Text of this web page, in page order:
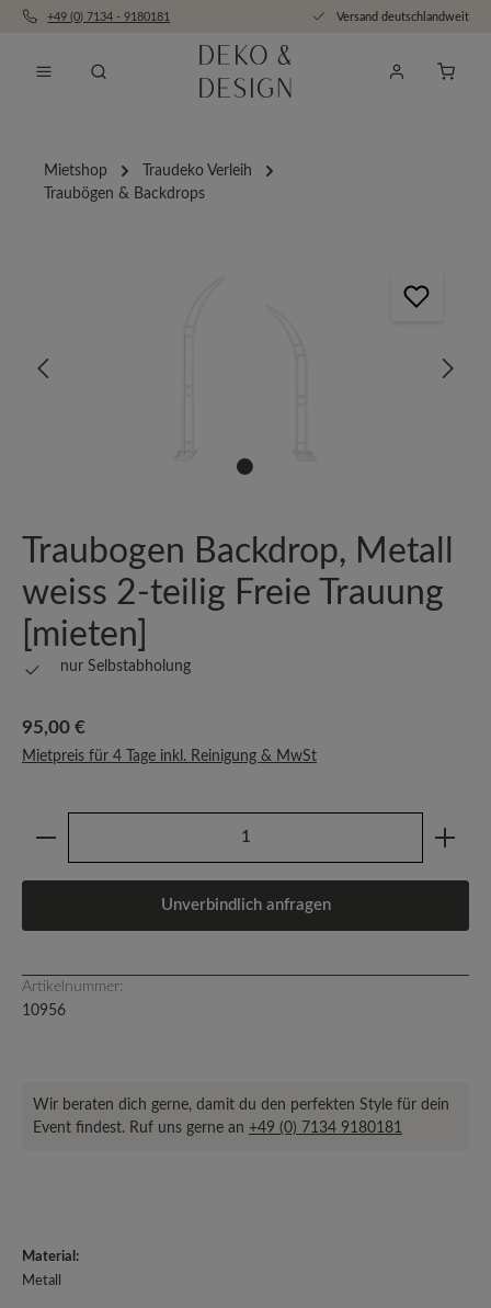
Zum Hauptinhalt springen
+49 (0) 7134 - 9180181 Versand deutschlandweit
Mietshop
Traudeko Verleih
Traubögen & Backdrops
Traubogen Backdrop, Metall
weiss 2-teilig Freie Trauung
[mieten]
nur Selbstabholung
Regulärer Preis:
95,00 €
Mietpreis für 4 Tage inkl. Reinigung & MwSt
Produkt Anzahl: Gib den gewünschten Wert ein
Unverbindlich anfragen
Artikelnummer:
10956
Wir beraten dich gerne, damit du den perfekten Style für dein
Event findest. Ruf uns gerne an +49 (0) 7134 9180181
Material:
Metall